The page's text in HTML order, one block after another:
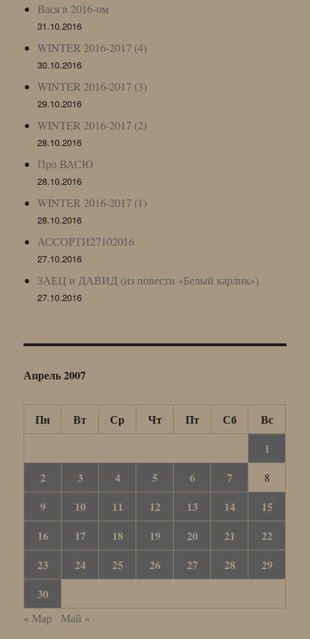
Вася в 2016-ом
31.10.2016
WINTER 2016-2017 (4)
30.10.2016
WINTER 2016-2017 (3)
29.10.2016
WINTER 2016-2017 (2)
28.10.2016
Про ВАСЮ
28.10.2016
WINTER 2016-2017 (1)
28.10.2016
АССОРТИ27102016
27.10.2016
ЗАЕЦ и ДАВИД (из повести «Белый карлик»)
27.10.2016
Апрель 2007
Пн Вт Ср Чт Пт Сб
Вс
1
2
3 4 5 6 7 8
9 10 11 12 13 14
15
16
17 18 19 20 21
22
23
24 25 26 27 28
29
30
« Мар Май »